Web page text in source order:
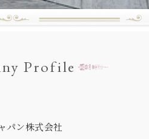
Profile
パン株式会社